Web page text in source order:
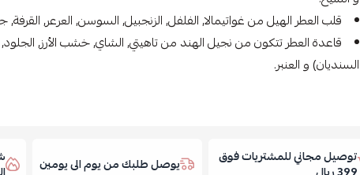
قلب العطر الهيل من غواتيمالا, الفلفل, الزنجبيل, السوسن, العرعر,
قاعدة العطر تتكون من نجيل الهند من تاهيتي, الشاي, خشب الأرز,
السنديان) و العنبر.
توصيل مجاني للمشتريات فوق يوصل طلبك من يوم الى يومين